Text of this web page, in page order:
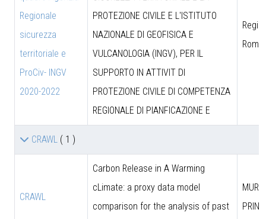
Regionale
sicurezza
territoriale e
ProCiv- INGV
2020-2022
PROTEZIONE CIVILE E L'ISTITUTO
NAZIONALE DI GEOFISICA E
VULCANOLOGIA (INGV), PER IL
SUPPORTO IN ATTIVIT DI
PROTEZIONE CIVILE DI COMPETENZA
REGIONALE DI PIANFICAZIONE E
CRAWL ( 1 )
CRAWL
Carbon Release in A Warming
cLimate: a proxy data model
comparison for the analysis of past
MUR
PRIN)